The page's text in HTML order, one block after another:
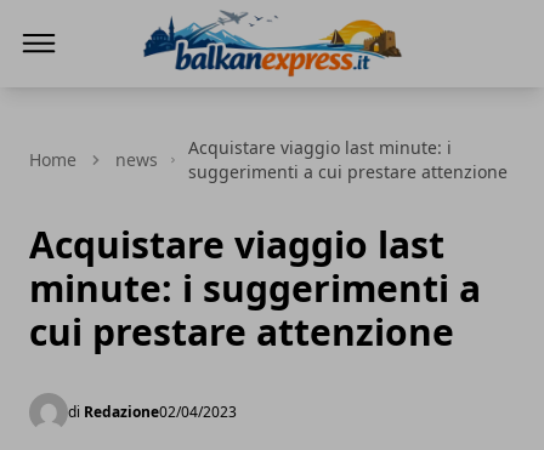
Home news
Acquistare viaggio last minute: i
suggerimenti a cui prestare attenzione
Acquistare viaggio last
minute: i suggerimenti a
cui prestare attenzione
di Redazione02/04/2023